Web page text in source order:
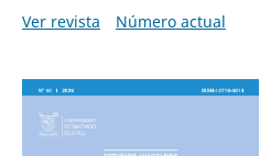
Ver revista
Número actual